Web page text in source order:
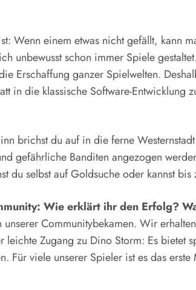
Wenn einem etwas nicht gefällt, kann
unbewusst schon immer Spiele
Erschaffung ganzer Spielwelten.
in die klassische Software-Entwicklung
brichst du auf in die ferne
gefährliche Banditen angezogen
selbst auf Goldsuche oder kannst
Wie erklärt ihr den Erfolg?
Communitybekamen. Wir
Zugang zu Dino Storm: Es bietet
Für viele unserer Spieler ist es das erste